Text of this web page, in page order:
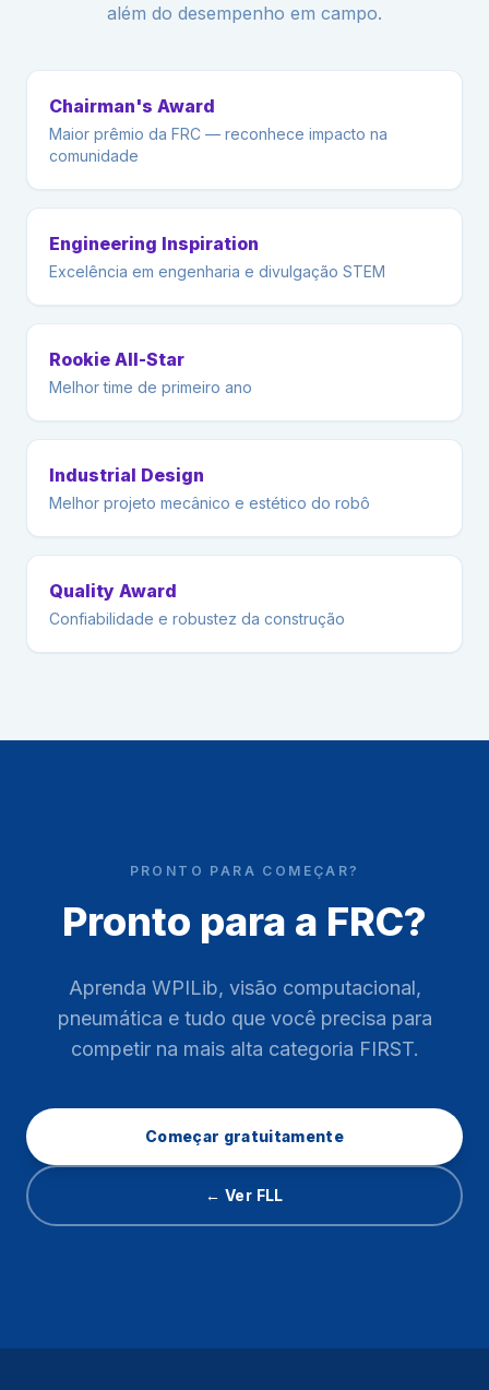
além do desempenho em campo.
Chairman's Award
Maior prêmio da FRC — reconhece impacto na
comunidade
Engineering Inspiration
Excelência em engenharia e divulgação STEM
Rookie All-Star
Melhor time de primeiro ano
Industrial Design
Melhor projeto mecânico e estético do robô
Quality Award
Confiabilidade e robustez da construção
PRONTO PARA COMEÇAR?
Pronto para a FRC?
Aprenda WPILib, visão computacional,
pneumática e tudo que você precisa para
competir na mais alta categoria FIRST.
Começar gratuitamente
← Ver FLL